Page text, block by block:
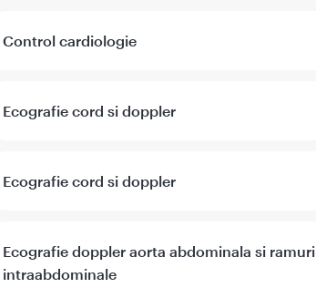
Control cardiologie
Ecografie cord si doppler
Ecografie cord si doppler
Ecografie doppler aorta abdominala si ramuri
intraabdominale